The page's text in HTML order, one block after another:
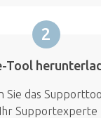
2
Tool
Sie das
Supportexperte